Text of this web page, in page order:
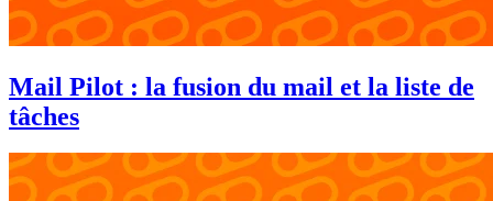
Mail Pilot : la fusion du mail et la liste de
tâches